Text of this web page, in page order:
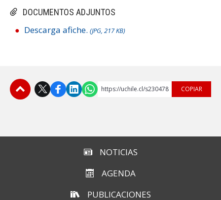
DOCUMENTOS ADJUNTOS
Descarga afiche. (JPG, 217 KB)
https://uchile.cl/s230478 COPIAR
NOTICIAS
AGENDA
PUBLICACIONES